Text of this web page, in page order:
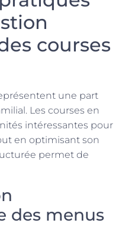
courses
une part
Les courses en
intéressantes pour
en optimisant son
permet de
des menus